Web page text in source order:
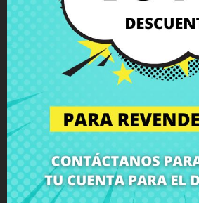
Comentarios
Antena inalámbrica
A541UJ F541U F541UA
X541U
CompraAntena inalámbrica MAIN Asus